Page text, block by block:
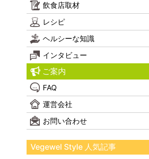
飲食店取材
レシピ
ヘルシーな知識
インタビュー
ご案内
FAQ
運営会社
お問い合わせ
Vegewel Style 人気記事